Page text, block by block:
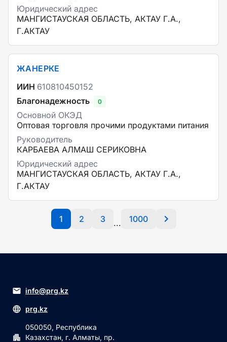
Юридический адрес
МАНГИСТАУСКАЯ ОБЛАСТЬ, АКТАУ Г.А.,
Г.АКТАУ
ЖАНЕРКЕ
ИИН 610810450152
Благонадежность
0
Основной ОКЭД
Оптовая торговля прочими продуктами питания
Руководитель
КАРБАЕВА АЛМАШ СЕРИКОВНА
Юридический адрес
МАНГИСТАУСКАЯ ОБЛАСТЬ, АКТАУ Г.А.,
Г.АКТАУ
1 2 3 ... 1000
info@prg.kz
prg.kz
050050, Республика
Казахстан, г. Алматы, пр.